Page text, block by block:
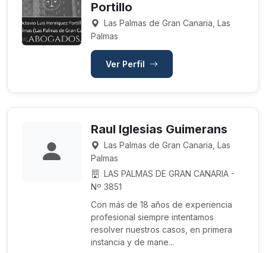
Portillo
Las Palmas de Gran Canaria, Las
Palmas
Ver Perfil
Raul Iglesias Guimerans
Las Palmas de Gran Canaria, Las
Palmas
LAS PALMAS DE GRAN CANARIA -
Nº 3851
Con más de 18 años de experiencia
profesional siempre intentamos
resolver nuestros casos, en primera
instancia y de mane...